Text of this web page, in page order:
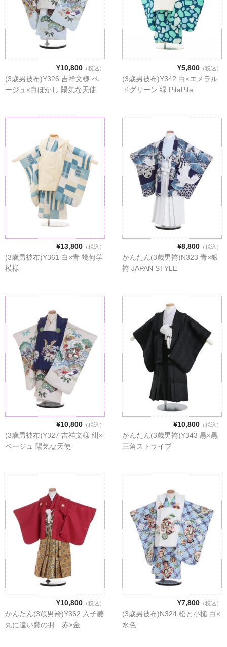
¥10,800（税込）
(3歳男被布)Y326 吉祥文様 ベ
ージュ×白ぼかし 陽気な天使
¥5,800（税込）
(3歳男被布)Y342 白×エメラル
ドグリーン 緑 PitaPita
¥13,800（税込）
(3歳男被布)Y361 白×青 幾何学
模様
¥8,800（税込）
かんたん(3歳男袴)N323 青×銀
袴 JAPAN STYLE
¥10,800（税込）
(3歳男被布)Y327 吉祥文様 紺×
ベージュ 陽気な天使
¥10,800（税込）
かんたん(3歳男袴)Y343 黒×黒
三角ストライプ
¥10,800（税込）
かんたん(3歳男袴)Y362 入子菱
丸に違い鷹の羽 赤×金
¥7,800（税込）
(3歳男被布)N324 松と小槌 白×
水色